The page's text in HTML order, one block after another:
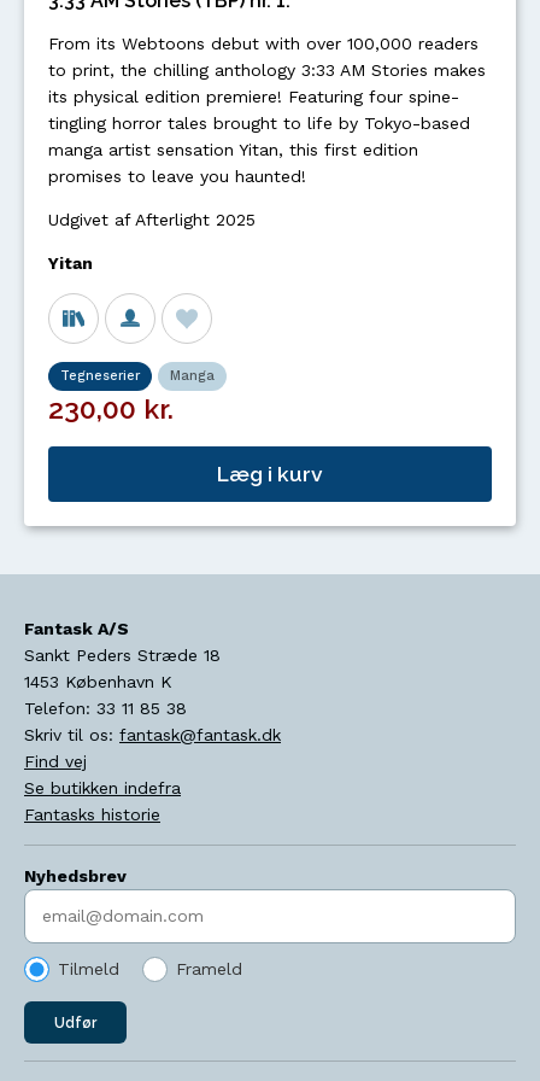
From its Webtoons debut with over 100,000 readers
to print, the chilling anthology 3:33 AM Stories makes
its physical edition premiere! Featuring four spine-
tingling horror tales brought to life by Tokyo-based
manga artist sensation Yitan, this first edition
promises to leave you haunted!
Udgivet af Afterlight 2025
Yitan
Tegneserier Manga
230,00 kr.
Læg i kurv
Fantask A/S
Sankt Peders Stræde 18
1453 København K
Telefon: 33 11 85 38
Skriv til os: fantask@fantask.dk
Find vej
Se butikken indefra
Fantasks historie
Nyhedsbrev
Indtast søgeord
Tilmeld Frameld
Udfør